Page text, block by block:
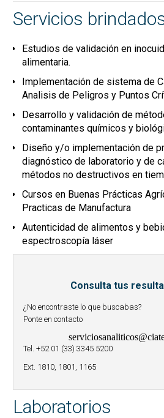
Servicios
Estudios de validación en
alimentaria.
Implementación de sistema de
Analisis de Peligros y Puntos
Desarrollo y validación de
contaminantes químicos y
Diseño y/o implementación de
diagnóstico de laboratorio y de
métodos no destructivos en
Cursos en Buenas Prácticas
Practicas de Manufactura
Autenticidad de alimentos y
espectroscopía láser
Consulta tus
¿No encontraste lo que buscabas?
Ponte en contacto
Tel. +52 01 (33) 3345 5200
Ext. 1810, 1801, 1165
Laboratorios